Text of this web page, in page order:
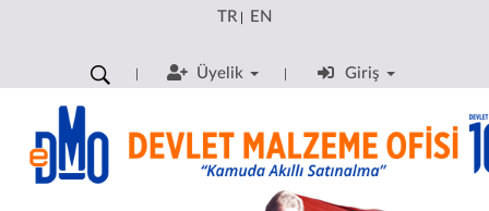
TR| EN
Üyelik Giriş